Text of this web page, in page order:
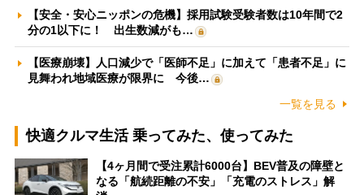
【安全・安心ニッポンの危機】採用試験受験者数は10年間で2
分の1以下に！ 出生数減がも…
【医療崩壊】人口減少で「医師不足」に加えて「患者不足」に
見舞われ地域医療が限界に 今後…
一覧を見る
快適クルマ生活 乗ってみた、使ってみた
【4ヶ月間で受注累計6000台】BEV普及の障壁と
なる「航続距離の不安」「充電のストレス」解